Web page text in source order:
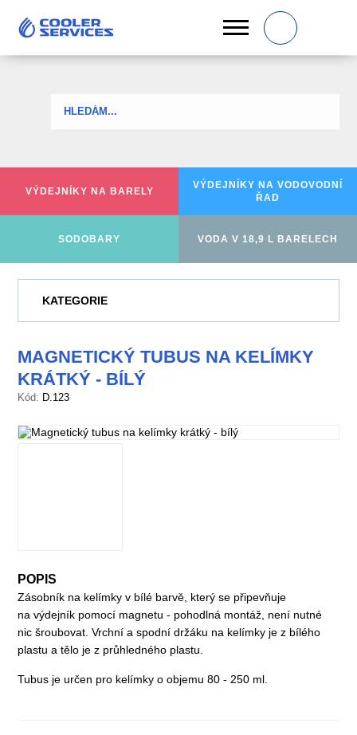
0
VÝDEJNÍKY NA BARELY
VÝDEJNÍKY NA VODOVODNÍ
ŘAD
SODOBARY VODA V 18,9 L BARELECH
KATEGORIE
MAGNETICKÝ TUBUS NA KELÍMKY
KRÁTKÝ - BÍLÝ
Kód: D.123
POPIS
Zásobník na kelímky v bílé barvě, který se připevňuje
na výdejník pomocí magnetu - pohodlná montáž, není nutné
nic šroubovat. Vrchní a spodní držáku na kelímky je z bílého
plastu a tělo je z průhledného plastu.
Tubus je určen pro kelímky o objemu 80 - 250 ml.